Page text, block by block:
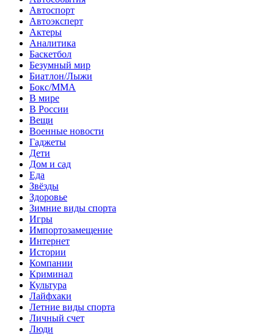
Автоспорт
Автоэксперт
Актеры
Аналитика
Баскетбол
Безумный мир
Биатлон/Лыжи
Бокс/MMA
В мире
В России
Вещи
Военные новости
Гаджеты
Дети
Дом и сад
Еда
Звёзды
Здоровье
Зимние виды спорта
Игры
Импортозамещение
Интернет
Истории
Компании
Криминал
Культура
Лайфхаки
Летние виды спорта
Личный счет
Люди